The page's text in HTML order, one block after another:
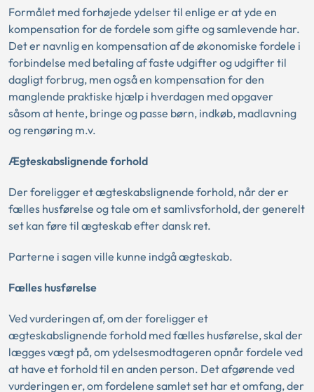
Formålet med forhøjede ydelser til enlige er at yde en
kompensation for de fordele som gifte og samlevende har.
Det er navnlig en kompensation af de økonomiske fordele i
forbindelse med betaling af faste udgifter og udgifter til
dagligt forbrug, men også en kompensation for den
manglende praktiske hjælp i hverdagen med opgaver
såsom at hente, bringe og passe børn, indkøb, madlavning
og rengøring m.v.
Ægteskabslignende forhold
Der foreligger et ægteskabslignende forhold, når der er
fælles husførelse og tale om et samlivsforhold, der generelt
set kan føre til ægteskab efter dansk ret.
Parterne i sagen ville kunne indgå ægteskab.
Fælles husførelse
Ved vurderingen af, om der foreligger et
ægteskabslignende forhold med fælles husførelse, skal der
lægges vægt på, om ydelsesmodtageren opnår fordele ved
at have et forhold til en anden person. Det afgørende ved
vurderingen er, om fordelene samlet set har et omfang, der